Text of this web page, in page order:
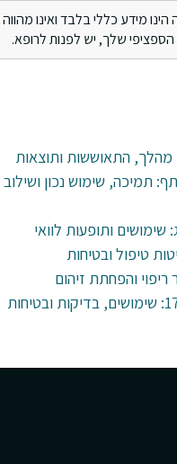
מידע כללי בלבד ואינו מהווה
שלך, יש לפנות לרופא.
מהלך, התאוששות ותוצאות
תמיכה, שימוש נכון ושילוב
טיפול ובטיחות
והפחתת זיהום
הידרוקסי פרוגסטרון 17: שימושים, בדיקות ובטיחות